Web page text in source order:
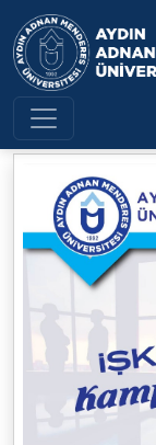
Aydın